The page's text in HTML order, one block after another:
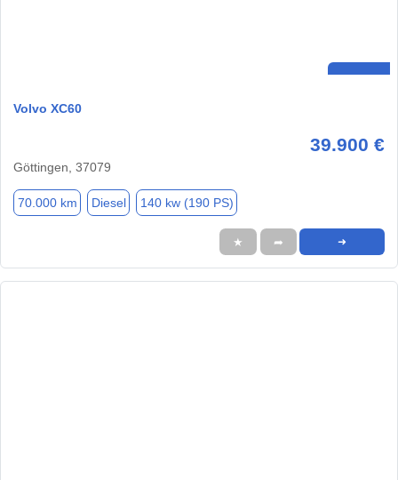
Volvo XC60
39.900 €
Göttingen, 37079
70.000 km Diesel 140 kw (190 PS)
★ ➦ ➜